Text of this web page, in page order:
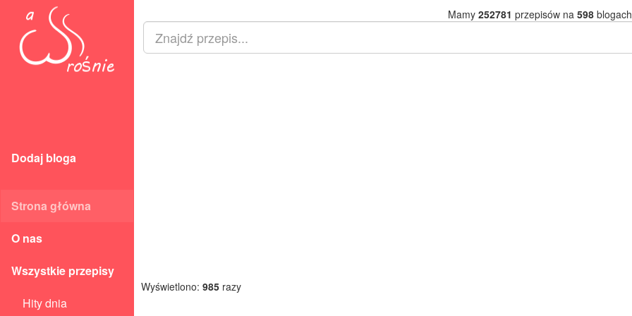
Dodaj bloga
Strona główna
O nas
Wszystkie przepisy
Hity dnia
Mamy 252781 przepisów na 598
Wyświetlono: 985 razy